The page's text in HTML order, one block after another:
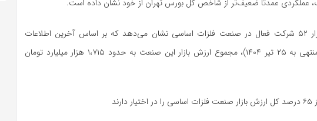
عملکردی عمدتاً ضعیف‌تر از شاخص کل بورس تهران از خود نشان داده است.
بررسی دقیق ارزش بازار ۵۲ شرکت فعال در صنعت فلزات اساسی نشان می‌دهد که بر اساس آخرین اطلاعات
موجود (قیمت پایانی منتهی به ۲۵ تیر ۱۴۰۴)، مجموع ارزش بازار این صنعت به حدود ۱،۷۱۵ هزار میلیارد تومان